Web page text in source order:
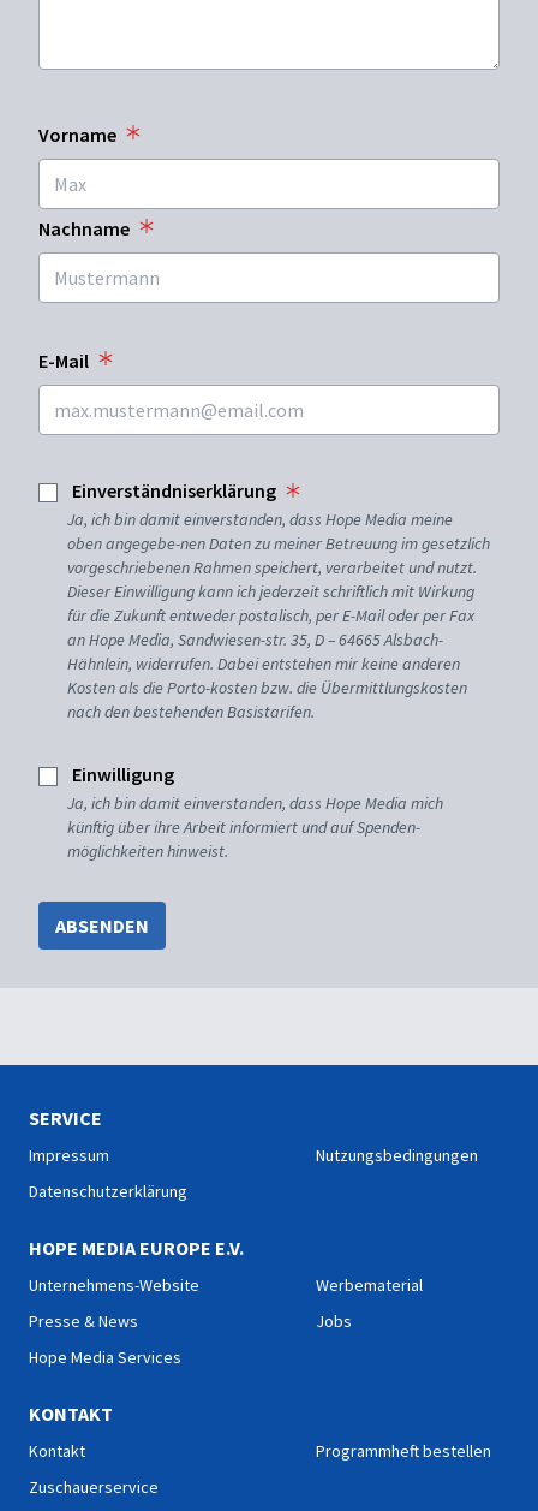
Vorname
Nachname
E-Mail
Einverständniserklärung
Ja, ich bin damit einverstanden, dass Hope Media meine
oben angegebe-nen Daten zu meiner Betreuung im gesetzlich
vorgeschriebenen Rahmen speichert, verarbeitet und nutzt.
Dieser Einwilligung kann ich jederzeit schriftlich mit Wirkung
für die Zukunft entweder postalisch, per E-Mail oder per Fax
an Hope Media, Sandwiesen-str. 35, D – 64665 Alsbach-
Hähnlein, widerrufen. Dabei entstehen mir keine anderen
Kosten als die Porto-kosten bzw. die Übermittlungskosten
nach den bestehenden Basistarifen.
Einwilligung
Ja, ich bin damit einverstanden, dass Hope Media mich
künftig über ihre Arbeit informiert und auf Spenden-
möglichkeiten hinweist.
ABSENDEN
SERVICE
Impressum
Datenschutzerklärung
Nutzungsbedingungen
HOPE MEDIA EUROPE E.V.
Unternehmens-Website
Presse & News
Hope Media Services
Werbematerial
Jobs
KONTAKT
Kontakt
Zuschauerservice
Programmheft bestellen